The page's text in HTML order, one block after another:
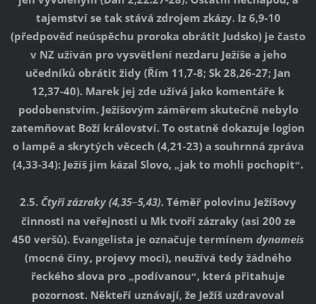
tajemství se tak stává zdrojem zkázy. Iz 6,9-10
(předpověď neúspěchu proroka obrátit Judsko) je často
v NZ užíván pro vysvětlení nezdaru Ježíše a jeho
učedníků obrátit židy (Řím 11,7-8; Sk 28,26-27; Jan
12,37-40). Marek jej zde užívá jako komentáře k
podobenstvím. Ježíšovým záměrem skutečně nebylo
zatemňovat Boží království. To ostatně dokazuje logion
o lampě a skrytých věcech (4,21-23) a souhrnná zpráva
(4,33-34): Ježíš jim kázal Slovo, „jak to mohli pochopit“.
2.5. Čtyři zázraky (4,35–5,43). Téměř polovinu Ježíšovy
činnosti na veřejnosti u Mk tvoří zázraky (asi 200 ze
450 veršů). Evangelista je označuje termínem dynameis
(mocné činy, projevy moci), neužívá tedy žádného
řeckého slova pro „podívanou“, která přitahuje
pozornost. Někteří uznávají, že Ježíš uzdravoval